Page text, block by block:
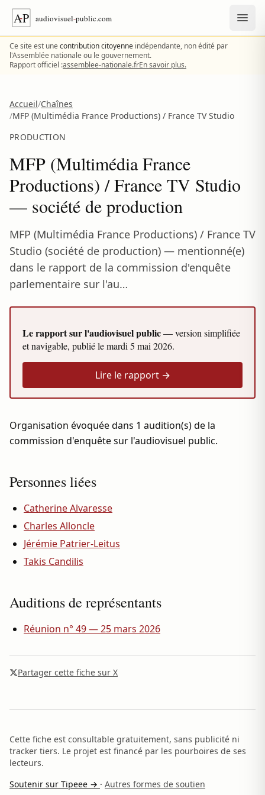
Aller au contenu
Ce site est unecontribution citoyenne indépendante, non édité par
l'Assemblée nationale ou le gouvernement.
Rapport officiel :assemblee-nationale.frEn savoir plus.
Accueil/Chaînes
/MFP (Multimédia France Productions) / France TV Studio
PRODUCTION
MFP (Multimédia France
Productions) / France TV Studio
— société de production
MFP (Multimédia France Productions) / France TV
Studio (société de production) — mentionné(e)
dans le rapport de la commission d'enquête
parlementaire sur l'au…
Le rapport sur l'audiovisuel public— version simplifiée
et navigable, publié lemardi 5 mai 2026.
Lire le rapport →
Organisation évoquée dans 1 audition(s) de la
commission d'enquête sur l'audiovisuel public.
Personnes liées
Catherine Alvaresse
Charles Alloncle
Jérémie Patrier-Leitus
Takis Candilis
Auditions de représentants
Réunion n° 49 — 25 mars 2026
Partager cette fiche sur X
Cette fiche est consultable gratuitement, sans publicité ni
tracker tiers. Le projet est financé par les pourboires de ses
lecteurs.
Soutenir sur Tipeee → · Autres formes de soutien